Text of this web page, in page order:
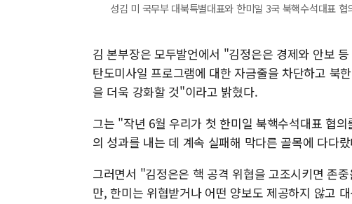
성김 미 국무부 대북특별대표와 한미일 3국 북핵수석대표
김 본부장은 모두발언에서 "김정은은 경제와 안보
탄도미사일 프로그램에 대한 자금줄을 차단하고 북
을 더욱 강화할 것"이라고 밝혔다.
그는 "작년 6월 우리가 첫 한미일 북핵수석대표 협
의 성과를 내는 데 계속 실패해 막다른 골목에 다다
그러면서 "김정은은 핵 공격 위협을 고조시키면 존
만, 한미는 위협받거나 어떤 양보도 제공하지 않고